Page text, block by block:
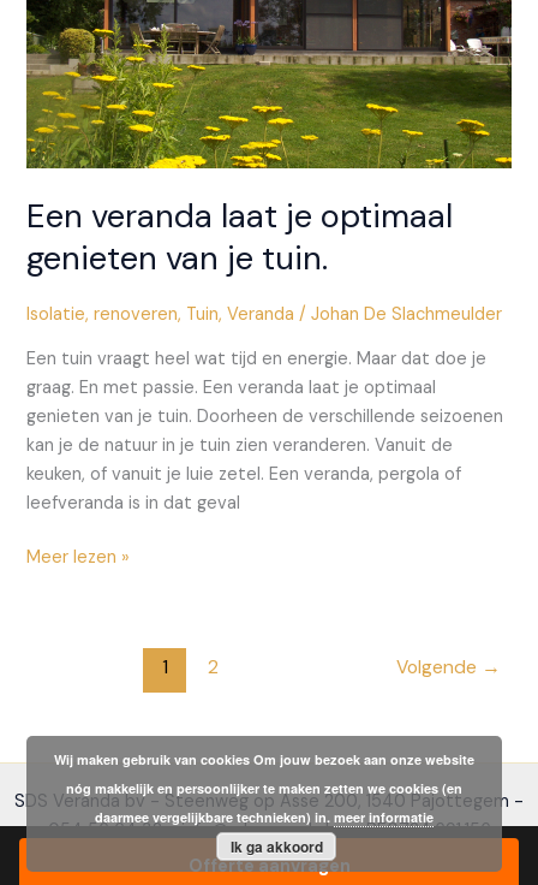
hier
hou
je
rekening
mee
Een veranda laat je optimaal
genieten van je tuin.
Isolatie,renoveren, Tuin,Veranda /Johan De Slachmeulder
Een tuin vraagt heel wat tijd en energie. Maar dat doe je
graag. En met passie. Een veranda laat je optimaal
genieten van je tuin. Doorheen de verschillende seizoenen
kan je de natuur in je tuin zien veranderen. Vanuit de
keuken, of vanuit je luie zetel. Een veranda, pergola of
leefveranda is in dat geval
Een
je
Meer lezen »
1 2 Volgende →
SDS Veranda bv - Steenweg op Asse 200, 1540 Pajottegem -
054 56 64 32 - info@sdsveranda.be - BE0724.691.156
Offerte aanvragen
Wij maken gebruik van cookies Om jouw bezoek aan onze website
nóg makkelijk en persoonlijker te maken zetten we cookies (en
daarmee vergelijkbare technieken) in.meer informatie
Ik ga akkoord